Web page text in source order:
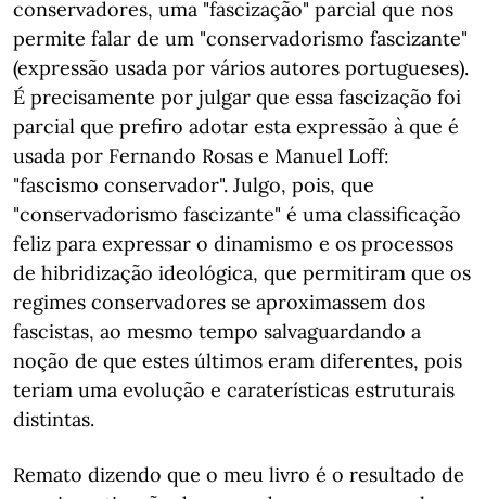
conservadores, uma "fascização" parcial que nos
permite falar de um "conservadorismo fascizante"
(expressão usada por vários autores portugueses).
É precisamente por julgar que essa fascização foi
parcial que prefiro adotar esta expressão à que é
usada por Fernando Rosas e Manuel Loff:
"fascismo conservador". Julgo, pois, que
"conservadorismo fascizante" é uma classificação
feliz para expressar o dinamismo e os processos
de hibridização ideológica, que permitiram que os
regimes conservadores se aproximassem dos
fascistas, ao mesmo tempo salvaguardando a
noção de que estes últimos eram diferentes, pois
teriam uma evolução e caraterísticas estruturais
distintas.
Remato dizendo que o meu livro é o resultado de